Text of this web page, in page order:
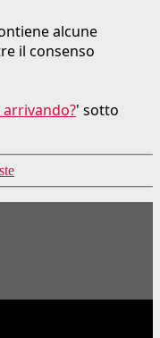
alcune
il consenso
arrivando?' sotto